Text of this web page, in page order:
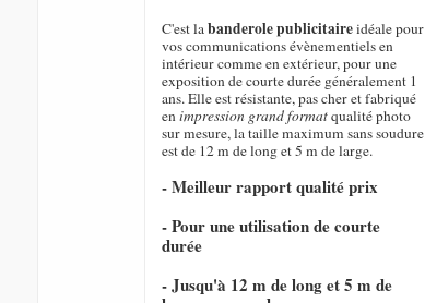
C'est labanderole publicitaireidéale pour
vos communications évènementiels en
intérieur comme en extérieur, pour une
exposition de courte durée généralement 1
ans. Elle est résistante, pas cher et fabriqué
enimpression grand formatqualité photo
sur mesure, la taille maximum sans soudure
est de 12 m de long et 5 m de large.
- Meilleur rapport qualité prix
- Pour une utilisation de courte
durée
- Jusqu'à 12 m de long et 5 m de